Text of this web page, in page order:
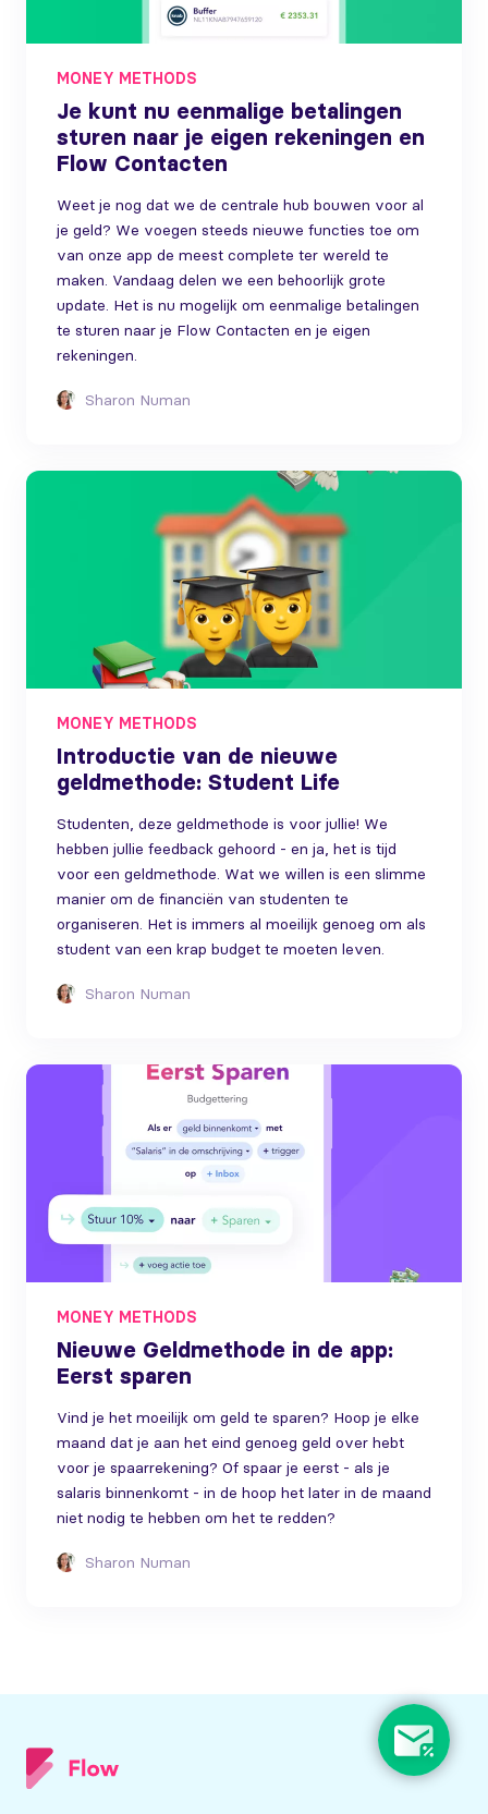
MONEY METHODS
Je kunt nu eenmalige betalingen
sturen naar je eigen rekeningen en
Flow Contacten
Weet je nog dat we de centrale hub bouwen voor al
je geld? We voegen steeds nieuwe functies toe om
van onze app de meest complete ter wereld te
maken. Vandaag delen we een behoorlijk grote
update. Het is nu mogelijk om eenmalige betalingen
te sturen naar je Flow Contacten en je eigen
rekeningen.
Sharon Numan
MONEY METHODS
Introductie van de nieuwe
geldmethode: Student Life
Studenten, deze geldmethode is voor jullie! We
hebben jullie feedback gehoord - en ja, het is tijd
voor een geldmethode. Wat we willen is een slimme
manier om de financiën van studenten te
organiseren. Het is immers al moeilijk genoeg om als
student van een krap budget te moeten leven.
Sharon Numan
MONEY METHODS
Nieuwe Geldmethode in de app:
Eerst sparen
Vind je het moeilijk om geld te sparen? Hoop je elke
maand dat je aan het eind genoeg geld over hebt
voor je spaarrekening? Of spaar je eerst - als je
salaris binnenkomt - in de hoop het later in de maand
niet nodig te hebben om het te redden?
Sharon Numan